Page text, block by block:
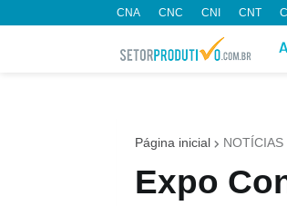
CNA CNC CNI CNT
Página inicial NOTÍCIAS
Expo